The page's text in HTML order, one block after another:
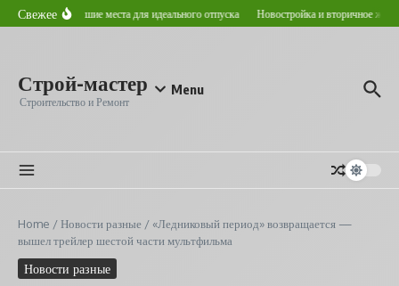
Перейти к содержанию
Свежее
в Астане: лучшие места для идеального отпуска Новостройка и вторичное
Строй-мастер
Строительство и Ремонт
Menu
Home /Новости разные / «Ледниковый период» возвращается —
вышел трейлер шестой части мультфильма
Новости разные